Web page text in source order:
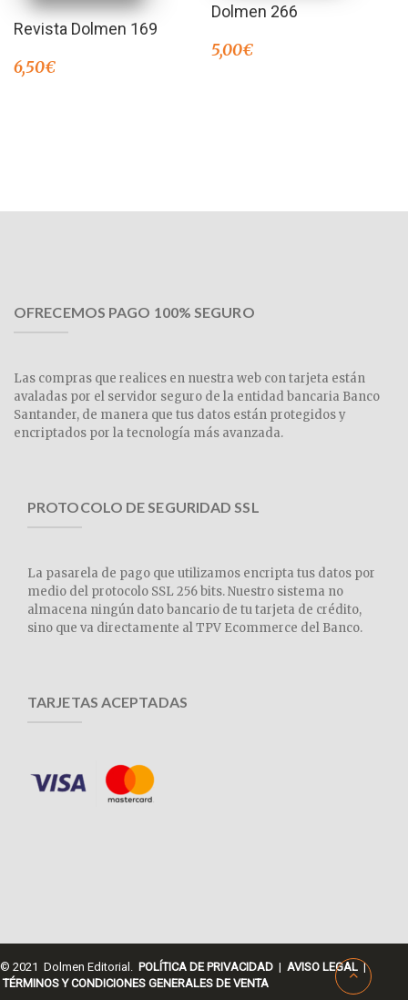
Revista Dolmen 169
6,50€
Dolmen 266
5,00€
OFRECEMOS PAGO 100% SEGURO
Las compras que realices en nuestra web con tarjeta están
avaladas por el servidor seguro de la entidad bancaria Banco
Santander, de manera que tus datos están protegidos y
encriptados por la tecnología más avanzada.
PROTOCOLO DE SEGURIDAD SSL
La pasarela de pago que utilizamos encripta tus datos por
medio del protocolo SSL 256 bits. Nuestro sistema no
almacena ningún dato bancario de tu tarjeta de crédito,
sino que va directamente al TPV Ecommerce del Banco.
TARJETAS ACEPTADAS
© 2021 Dolmen Editorial. POLÍTICA DE PRIVACIDAD | AVISO LEGAL |
TÉRMINOS Y CONDICIONES GENERALES DE VENTA